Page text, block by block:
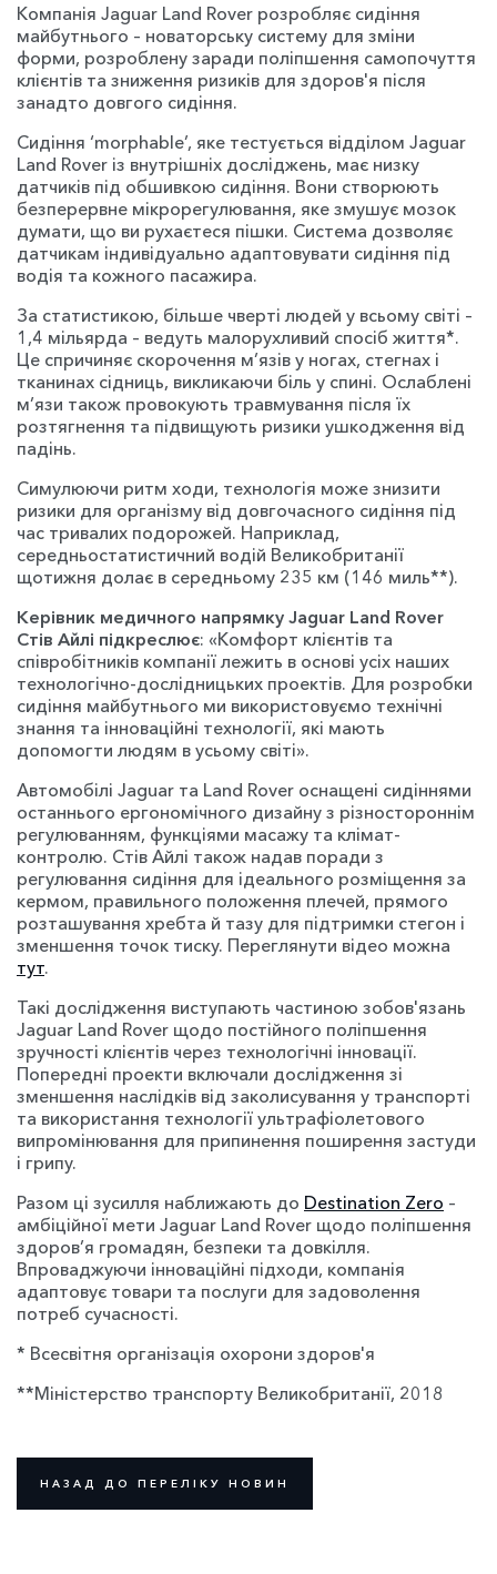
Компанія Jaguar Land Rover розробляє сидіння
майбутнього – новаторську систему для зміни
форми, розроблену заради поліпшення самопочуття
клієнтів та зниження ризиків для здоров'я після
занадто довгого сидіння.
Сидіння ‘morphable’, яке тестується відділом Jaguar
Land Rover із внутрішніх досліджень, має низку
датчиків під обшивкою сидіння. Вони створюють
безперервне мікрорегулювання, яке змушує мозок
думати, що ви рухаєтеся пішки. Система дозволяє
датчикам індивідуально адаптовувати сидіння під
водія та кожного пасажира.
За статистикою, більше чверті людей у всьому світі –
1,4 мільярда – ведуть малорухливий спосіб життя*.
Це спричиняє скорочення м’язів у ногах, стегнах і
тканинах сідниць, викликаючи біль у спині. Ослаблені
м’язи також провокують травмування після їх
розтягнення та підвищують ризики ушкодження від
падінь.
Симулюючи ритм ходи, технологія може знизити
ризики для організму від довгочасного сидіння під
час тривалих подорожей. Наприклад,
середньостатистичний водій Великобританії
щотижня долає в середньому 235 км (146 миль**).
Керівник медичного напрямку Jaguar Land Rover
Стів Айлі підкреслює: «Комфорт клієнтів та
співробітників компанії лежить в основі усіх наших
технологічно-дослідницьких проектів. Для розробки
сидіння майбутнього ми використовуємо технічні
знання та інноваційні технології, які мають
допомогти людям в усьому світі».
Автомобілі Jaguar та Land Rover оснащені сидіннями
останнього ергономічного дизайну з різностороннім
регулюванням, функціями масажу та клімат-
контролю. Стів Айлі також надав поради з
регулювання сидіння для ідеального розміщення за
кермом, правильного положення плечей, прямого
розташування хребта й тазу для підтримки стегон і
зменшення точок тиску. Переглянути відео можна
тут.
Такі дослідження виступають частиною зобов'язань
Jaguar Land Rover щодо постійного поліпшення
зручності клієнтів через технологічні інновації.
Попередні проекти включали дослідження зі
зменшення наслідків від заколисування у транспорті
та використання технології ультрафіолетового
випромінювання для припинення поширення застуди
і грипу.
Разом ці зусилля наближають до Destination Zero –
амбіційної мети Jaguar Land Rover щодо поліпшення
здоров’я громадян, безпеки та довкілля.
Впроваджуючи інноваційні підходи, компанія
адаптовує товари та послуги для задоволення
потреб сучасності.
* Всесвітня організація охорони здоров'я
**Міністерство транспорту Великобританії, 2018
НАЗАД ДО ПЕРЕЛІКУ НОВИН